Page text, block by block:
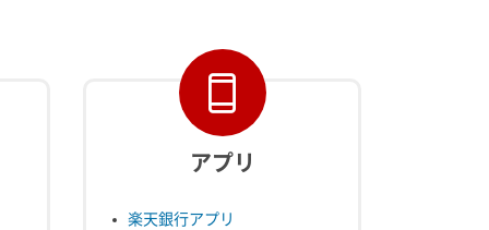
アプリ
楽天銀行アプリ